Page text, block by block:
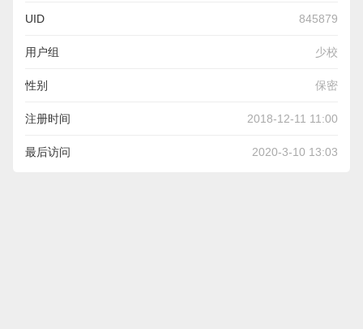
UID 845879
用户组 少校
性别 保密
注册时间 2018-12-11 11:00
最后访问 2020-3-10 13:03